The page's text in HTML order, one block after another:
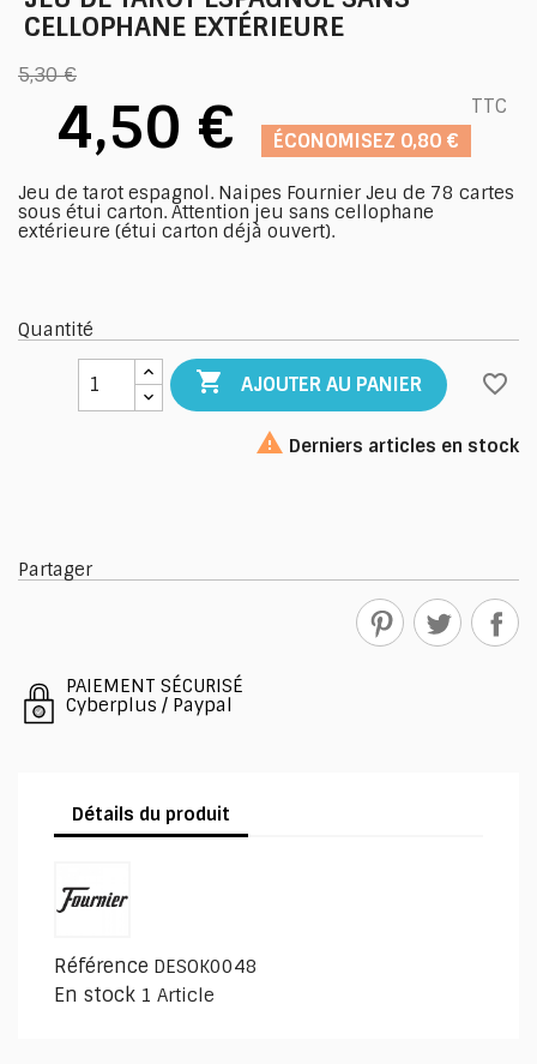
CELLOPHANE EXTÉRIEURE
5,30 €
4,50 € ÉCONOMISEZ 0,80 €
TTC
Jeu de tarot espagnol. Naipes Fournier Jeu de 78 cartes
sous étui carton. Attention jeu sans cellophane
extérieure (étui carton déjà ouvert).
Quantité
 AJOUTER AU PANIER favorite_border
 Derniers articles en stock
Partager
PAIEMENT SÉCURISÉ
Cyberplus / Paypal
Détails du produit
Référence DESOK0048
En stock 1 Article